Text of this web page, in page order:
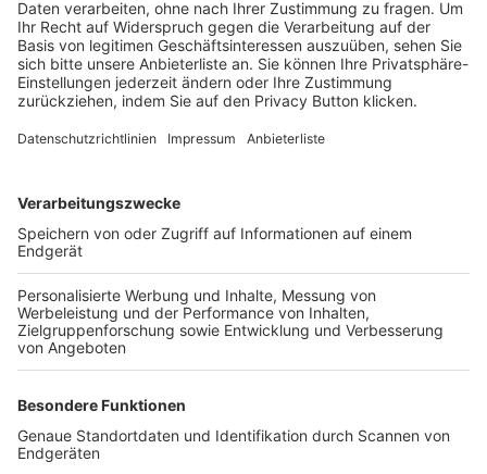
Trainerbörse
Login SpielPlus
FOLGE DEM BFV
TOP-VEREINE
TOP-PARTNER